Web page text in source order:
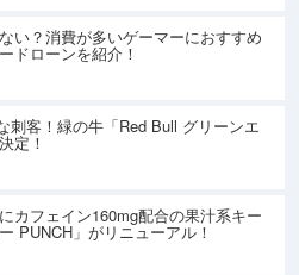
い？消費が多いゲーマーにおすすめ
ドローンを紹介！
刺客！緑の牛「Red Bull グリーンエ
定！
カフェイン160mg配合の果汁系キー
PUNCH」がリニューアル！